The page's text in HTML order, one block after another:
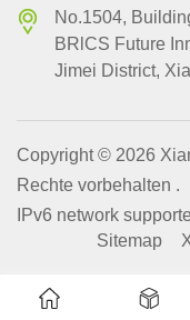
No.1504,
BRlCS Future
Jimei District,
Copyright © 2026
Rechte vorbehalten .
IPv6 network
Sitemap